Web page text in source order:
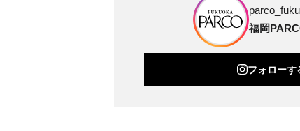
福岡
フォローす